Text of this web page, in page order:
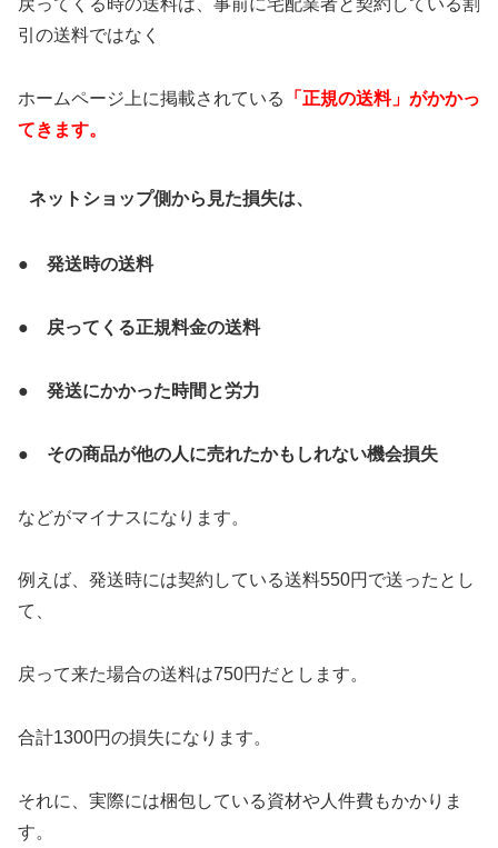
引の送料ではなく
ホームページ上に掲載されている
「正規の送料」がかかっ
てきます。
ネットショップ側から見た損失は、
● 発送時の送料
● 戻ってくる正規料金の送料
● 発送にかかった時間と労力
● その商品が他の人に売れたかもしれない機会損失
などがマイナスになります。
例えば、発送時には契約している送料550円で送ったとし
て、
戻って来た場合の送料は750円だとします。
合計1300円の損失になります。
それに、実際には梱包している資材や人件費もかかりま
す。